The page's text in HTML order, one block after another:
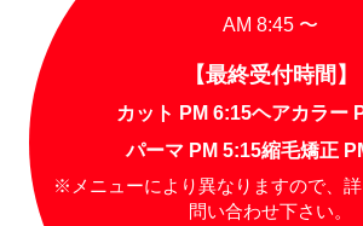
AM 8:45 〜
【最終受付時間】
カット PM 6:15ヘアカラー
パーマ PM 5:15縮毛矯正
※メニューにより異なりますので、
問い合わせ下さい。